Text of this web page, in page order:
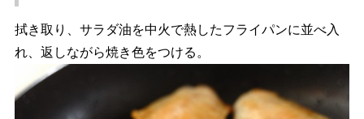
拭き取り、サラダ油を中火で熱したフライパンに並べ入
れ、返しながら焼き色をつける。